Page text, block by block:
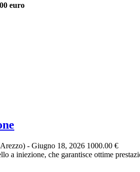
euro
- Giugno 18, 2026 1000.00 €
a iniezione, che garantisce ottime